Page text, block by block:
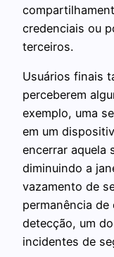
credenciais ou
terceiros.
Usuários finais
perceberem
exemplo, uma
em um
encerrar aquela
diminuindo a
vazamento de
permanência
detecção, um
incidentes de